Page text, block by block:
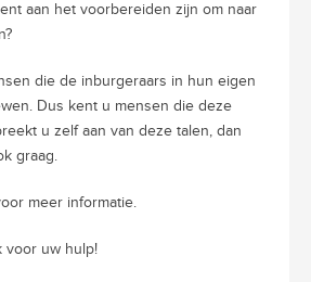
aan het voorbereiden zijn om naar
die de inburgeraars in hun eigen
Dus kent u mensen die deze
u zelf aan van deze talen, dan
graag.
meer informatie.
voor uw hulp!